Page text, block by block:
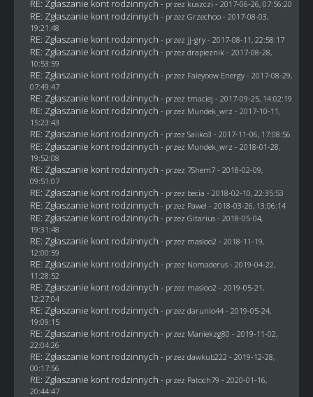
RE: Zgłaszanie kont rodzinnych - przez kuszczi - 2017-06-26, 07:56:20
RE: Zgłaszanie kont rodzinnych - przez Grzechoo- 2017-08-03,
19:21:48
RE: Zgłaszanie kont rodzinnych - przez jj-gry- 2017-08-11, 22:58:17
RE: Zgłaszanie kont rodzinnych - przez drapieznik- 2017-08-28,
10:53:59
RE: Zgłaszanie kont rodzinnych - przez Faleyoow Energy- 2017-08-29,
07:49:47
RE: Zgłaszanie kont rodzinnych - przez tmaciej - 2017-09-25, 14:02:19
RE: Zgłaszanie kont rodzinnych - przez Mundek_wrz - 2017-10-11,
15:23:43
RE: Zgłaszanie kont rodzinnych - przez Saiiko3 - 2017-11-06, 17:08:56
RE: Zgłaszanie kont rodzinnych - przez Mundek_wrz - 2018-01-28,
19:52:08
RE: Zgłaszanie kont rodzinnych - przez 7Shem7- 2018-02-09,
09:51:07
RE: Zgłaszanie kont rodzinnych - przez becia - 2018-02-10, 22:35:53
RE: Zgłaszanie kont rodzinnych - przez Pawel - 2018-03-26, 13:06:14
RE: Zgłaszanie kont rodzinnych - przez Gitarius- 2018-05-04,
19:31:48
RE: Zgłaszanie kont rodzinnych - przez masloo2 - 2018-11-19,
12:00:59
RE: Zgłaszanie kont rodzinnych - przez Nomaderus- 2019-04-22,
11:28:52
RE: Zgłaszanie kont rodzinnych - przez masloo2 - 2019-05-21,
12:27:04
RE: Zgłaszanie kont rodzinnych - przez darunio44- 2019-05-24,
19:09:15
RE: Zgłaszanie kont rodzinnych - przez Maniekzg80 - 2019-11-02,
22:04:26
RE: Zgłaszanie kont rodzinnych - przez dawkub222 - 2019-12-28,
00:17:56
RE: Zgłaszanie kont rodzinnych - przez Patoch79 - 2020-01-16,
20:44:47